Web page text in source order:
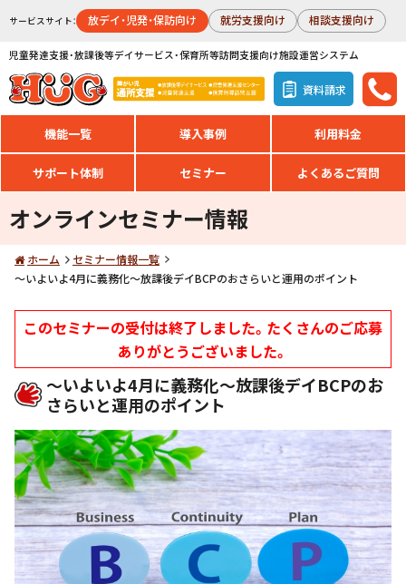
サービスサイト： 放デイ・児発・保訪向け 就労支援向け 相談支援向け
児童発達支援・放課後等デイサービス・保育所等訪問支援向け施設運営システム
資料請求
機能一覧 導入事例 利用料金
サポート体制 セミナー よくあるご質問
オンラインセミナー情報
ホーム
セミナー情報一覧
〜いよいよ4月に義務化〜放課後デイBCPのおさらいと運用のポイント
このセミナーの受付は終了しました。たくさんのご応募
ありがとうございました。
〜いよいよ4月に義務化〜放課後デイBCPのお
さらいと運用のポイント